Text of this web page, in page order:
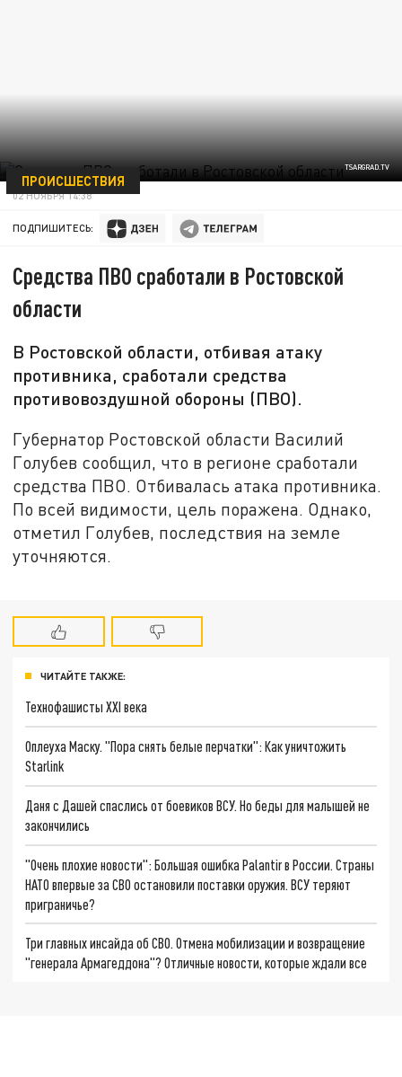
TSARGRAD.TV
ПРОИСШЕСТВИЯ
02 НОЯБРЯ 14:38
ПОДПИШИТЕСЬ:
Средства ПВО сработали в Ростовской
области
В Ростовской области, отбивая атаку
противника, сработали средства
противовоздушной обороны (ПВО).
Губернатор Ростовской области Василий
Голубев сообщил, что в регионе сработали
средства ПВО. Отбивалась атака противника.
По всей видимости, цель поражена. Однако,
отметил Голубев, последствия на земле
уточняются.
ЧИТАЙТЕ ТАКЖЕ:
Технофашисты XXI века
Оплеуха Маску. "Пора снять белые перчатки": Как уничтожить
Starlink
Даня с Дашей спаслись от боевиков ВСУ. Но беды для малышей не
закончились
"Очень плохие новости": Большая ошибка Palantir в России. Страны
НАТО впервые за СВО остановили поставки оружия. ВСУ теряют
приграничье?
Три главных инсайда об СВО. Отмена мобилизации и возвращение
"генерала Армагеддона"? Отличные новости, которые ждали все